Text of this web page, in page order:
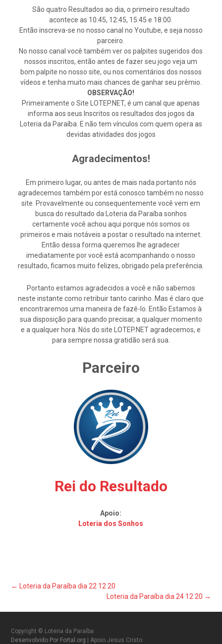
São quatro Resultados ao dia, o primeiro resultado
acontece as 10:45, 12:45, 15:45 e 18:00.
Então inscreva-se no nosso canal no Youtube, e seja nosso
parceiro.
No nosso canal você também ver os palpites sugeridos dos
nossos inscritos, então antes de fazer seu jogo veja um
bom palpite no nosso site, ou nos comentários dos nossos
vídeos e tenha muito mais chances de ganhar seu prêmio.
OBSERVAÇÃO!
Primeiramente o Site LOTEP.NET, é um canal que apenas
informa aos seus Inscritos os resultados dos jogos da
Loteria da Paraíba. E não tem vínculos com quem opera as
devidas atividades dos jogos
Agradecimentos!
Em primeiro lugar, ou antes de mais nada portanto nós
agradecemos também por está conosco também no nosso
site. Provavelmente ou consequentemente você vem em
busca do resultado da Loteria da Paraíba sonhos
certamente você achou aqui porque nós somos os
primeiros e mais notáveis a postar o resultado na internet.
Então dessa forma queremos lhe agradecer
imediatamente por você está acompanhando o nosso
resultado, ficamos muito felizes, obrigado pela preferência.
Portanto estamos agradecidos a você e não sabemos
neste instante como retribuir tanto carinho. Mas é claro que
encontraremos uma maneira de fazê-lo. Então Estamos à
sua disposição para quando precisar, a qualquer momento
e a qualquer hora. Nós do site LOTEP.NET agradecemos, e
para sempre nossa gratidão será sua.
Parceiro
Rei do Resultado
Apoio:
Loteria dos Sonhos
Post
navigation
←
Loteria da Paraíba dia 22 12 20
Loteria da Paraíba dia 24 12 20 →
Copyright © Loteria da Paraíba
Desenvolvido Por Fortal.org
| Apoio Jesus Cristo